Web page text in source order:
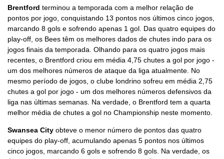
Brentford terminou a temporada com a melhor relação de
pontos por jogo, conquistando 13 pontos nos últimos cinco jogos,
marcando 8 gols e sofrendo apenas 1 gol. Das quatro equipes do
play-off, os Bees têm os melhores dados de chutes indo para os
jogos finais da temporada. Olhando para os quatro jogos mais
recentes, o Brentford criou em média 4,75 chutes a gol por jogo -
um dos melhores números de ataque da liga atualmente. No
mesmo período de jogos, o clube londrino sofreu em média 2,75
chutes a gol por jogo - um dos melhores números defensivos da
liga nas últimas semanas. Na verdade, o Brentford tem a quarta
melhor média de chutes a gol no Championship neste momento.
Swansea City obteve o menor número de pontos das quatro
equipes do play-off, acumulando apenas 5 pontos nos últimos
cinco jogos, marcando 6 gols e sofrendo 8 gols. Na verdade, os